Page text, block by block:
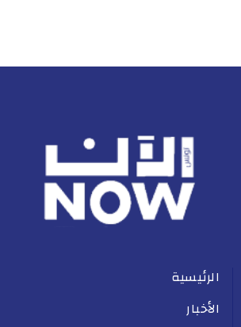
الرئيسية
الأخبار